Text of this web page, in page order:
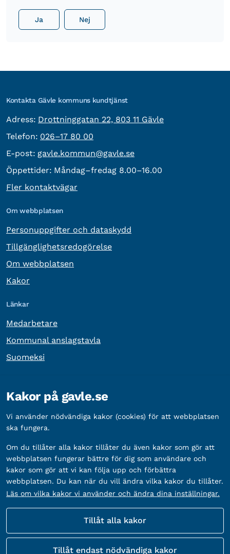
Ja Nej
Kontakta Gävle kommuns kundtjänst
Adress: besöksadress:
Drottninggatan 22, 803 11 Gävle
Telefon: Telefon:
026–17 80 00
E-post: E-post:
gavle.kommun@gavle.se
Öppettider: Måndag–fredag 8.00–16.00
Fler kontaktvägar
Om webbplatsen
Personuppgifter och dataskydd
Tillgänglighetsredogörelse
Om webbplatsen
Kakor
Länkar
Medarbetare
Kommunal anslagstavla
Suomeksi
Organisationsnummer: 212000-2338
Bankgironummer: 5888-2333
Fler sätt att följa oss
Kakor på gavle.se
Vi använder nödvändiga kakor (cookies) för att webbplatsen
ska fungera.
Om du tillåter alla kakor tillåter du även kakor som gör att
webbplatsen fungerar bättre för dig som användare och
kakor som gör att vi kan följa upp och förbättra
webbplatsen. Du kan när du vill ändra vilka kakor du tillåter.
Läs om vilka kakor vi använder och ändra dina inställningar.
Tillåt alla kakor
Tillåt endast nödvändiga kakor